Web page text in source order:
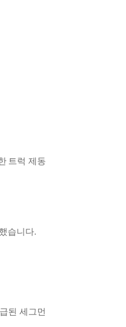
트럭 제동
습니다.
된 세그먼